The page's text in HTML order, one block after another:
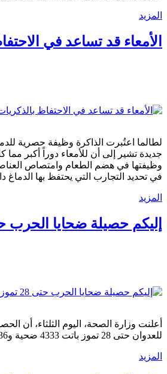
المزيد
الأمعاء قد تساعد في
لطالما اعتُبرت الذاكرة وظيفة حصرية
جديدة تشير إلى أن للأمعاء دوراً أكبر مما
وظيفتها في هضم الطعام وامتصاص
في تحديد التجارب التي يحتفظ بها الدماغ
المزيد
إليكم حصيلة ضحايا الحرب حتى 28
أعلنت وزارة الصحة، اليوم الثلثاء، أن
للعدوان حتى 28 تموز باتت 4333 ضحية و12236 جريحًا.
المزيد